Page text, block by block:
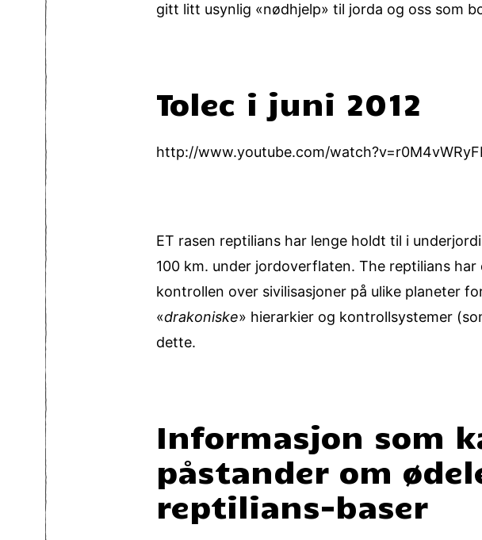
gitt litt usynlig «nødhjelp» til jorda og oss som
Tolec i juni 2012
http://www.youtube.com/
ET rasen reptilians har lenge holdt til i
100 km. under jordoverflaten. The reptilians
kontrollen over sivilisasjoner på ulike planeter
«drakoniske» hierarkier og kontrollsystemer
dette.
Informasjon som
påstander om
reptilians-baser